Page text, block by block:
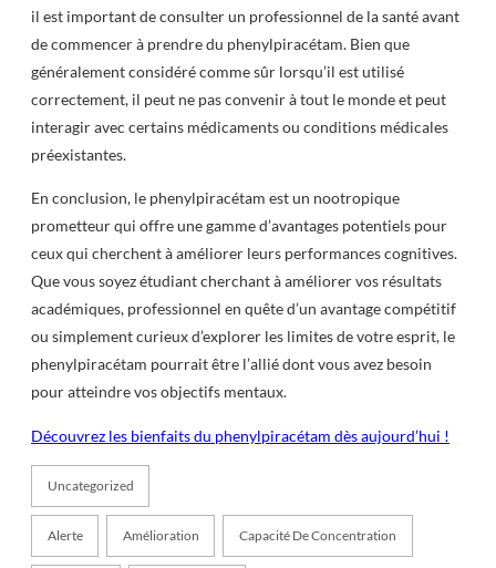
il est important de consulter un professionnel de la santé avant
de commencer à prendre du phenylpiracétam. Bien que
généralement considéré comme sûr lorsqu’il est utilisé
correctement, il peut ne pas convenir à tout le monde et peut
interagir avec certains médicaments ou conditions médicales
préexistantes.
En conclusion, le phenylpiracétam est un nootropique
prometteur qui offre une gamme d’avantages potentiels pour
ceux qui cherchent à améliorer leurs performances cognitives.
Que vous soyez étudiant cherchant à améliorer vos résultats
académiques, professionnel en quête d’un avantage compétitif
ou simplement curieux d’explorer les limites de votre esprit, le
phenylpiracétam pourrait être l’allié dont vous avez besoin
pour atteindre vos objectifs mentaux.
Découvrez les bienfaits du phenylpiracétam dès aujourd’hui !
Uncategorized
Alerte Amélioration Capacité De Concentration